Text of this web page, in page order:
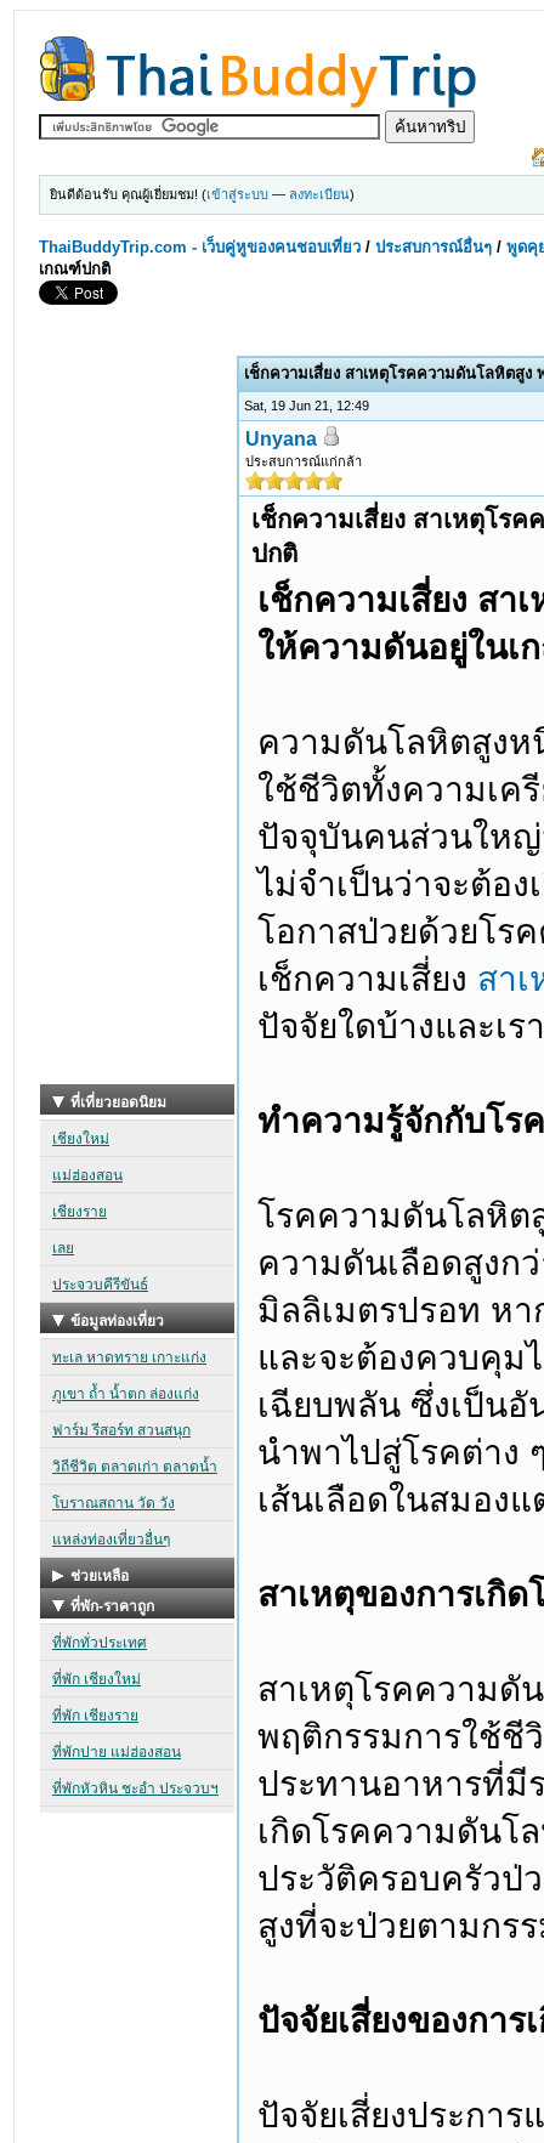
ยินดีต้อนรับ คุณผู้เยี่ยมชม! (เข้าสู่ระบบ — ลงทะเบียน)
ThaiBuddyTrip.com - เว็บคู่หูของคนชอบเที่ยว /ประสบการณ์อื่นๆ /พูดคุ
เกณฑ์ปกติ
เช็กความเสี่ยง สาเหตุโรคความดันโลหิตสู
Sat, 19 Jun 21, 12:49
Unyana
ประสบการณ์แก่กล้า
เช็กความเสี่ยง สาเหตุโร
ปกติ
เช็กความเสี่ยง ส
ให้ความดันอยู่ใน
ความดันโลหิตสูงห
ใช้ชีวิตทั้งความเค
ปัจจุบันคนส่วนให
ไม่จำเป็นว่าจะต้อ
โอกาสป่วยด้วยโร
เช็กความเสี่ยง สา
ปัจจัยใดบ้างและเ
ทำความรู้จักกับโร
โรคความดันโลหิต
ความดันเลือดสูงก
มิลลิเมตรปรอท ห
และจะต้องควบคุม
เฉียบพลัน ซึ่งเป็น
นำพาไปสู่โรคต่าง
เส้นเลือดในสมอง
สาเหตุของการเกิ
สาเหตุโรคความดั
พฤติกรรมการใช้ชี
ประทานอาหารที่มี
เกิดโรคความดันโ
ประวัติครอบครัวป่
สูงที่จะป่วยตามกร
ปัจจัยเสี่ยงของกา
ปัจจัยเสี่ยงประกา